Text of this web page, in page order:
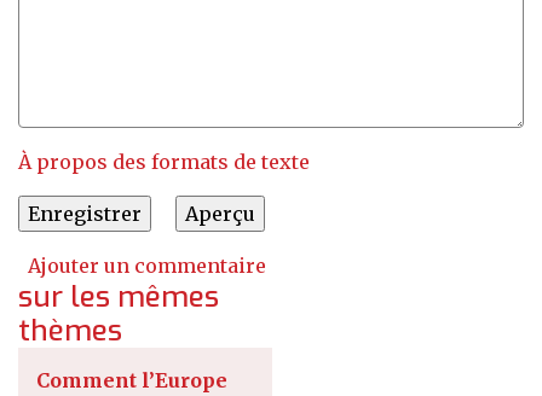
À propos des formats de texte
Ajouter un commentaire
sur les mêmes
thèmes
Comment l’Europe